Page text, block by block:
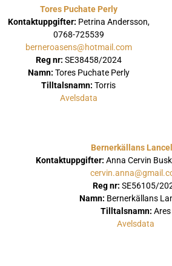
Tores Puchate Perly
Kontaktuppgifter: Petrina Andersson,
0768-725539
berneroasens@hotmail.com
Reg nr: SE38458/2024
Namn: Tores Puchate Perly
Tilltalsnamn: Torris
Avelsdata
Bernerkällans
Kontaktuppgifter: Anna Cervin
Reg nr: SE56105/
Namn: Bernerkällans
Tilltalsnamn: Ares
Avelsdata